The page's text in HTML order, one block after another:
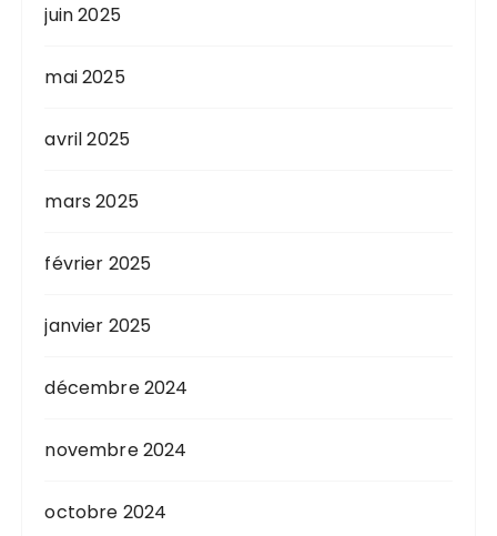
juin 2025
mai 2025
avril 2025
mars 2025
février 2025
janvier 2025
décembre 2024
novembre 2024
octobre 2024